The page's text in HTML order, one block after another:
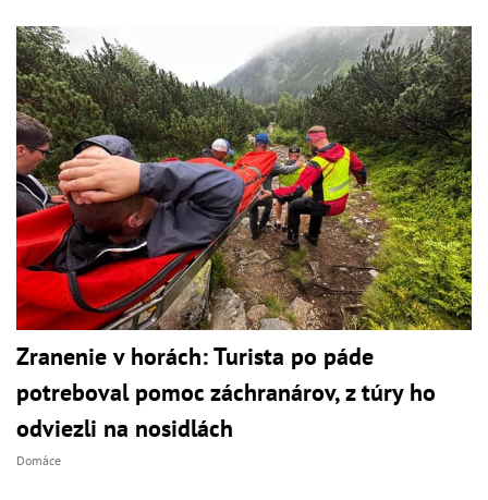
Zranenie v horách: Turista po páde
potreboval pomoc záchranárov, z túry ho
odviezli na nosidlách
Domáce